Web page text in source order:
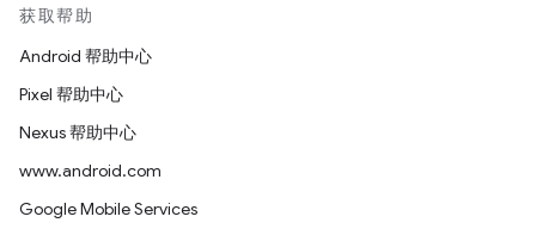
获取帮助
Android 帮助中心
Pixel 帮助中心
Nexus 帮助中心
www.android.com
Google Mobile Services